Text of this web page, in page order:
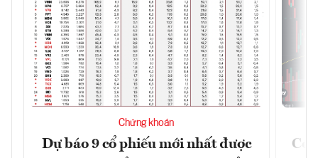
Chứng khoán
Dự báo 9 cổ phiếu mới nhất được
Có